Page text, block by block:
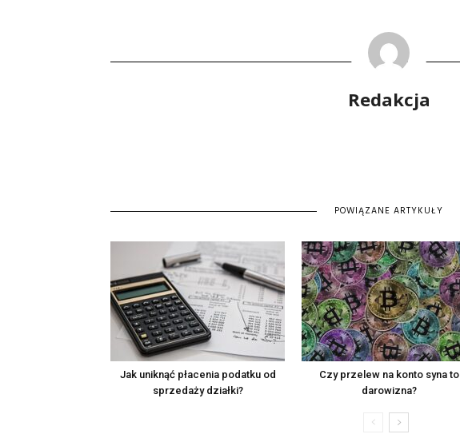
Redakcja
POWIĄZANE ARTYKUŁY
Jak uniknąć płacenia podatku od
sprzedaży działki?
Czy przelew na konto syna to
darowizna?